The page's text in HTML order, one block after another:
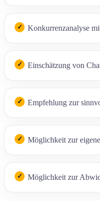
Konkurrenzanalyse
Einschätzung von
Empfehlung zur
Möglichkeit zur
Möglichkeit zur